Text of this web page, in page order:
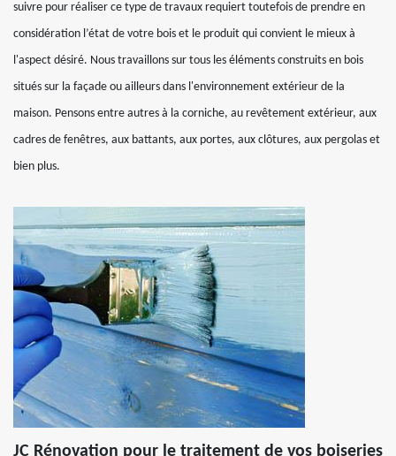
suivre pour réaliser ce type de travaux requiert toutefois de prendre en
considération l’état de votre bois et le produit qui convient le mieux à
l'aspect désiré. Nous travaillons sur tous les éléments construits en bois
situés sur la façade ou ailleurs dans l'environnement extérieur de la
maison. Pensons entre autres à la corniche, au revêtement extérieur, aux
cadres de fenêtres, aux battants, aux portes, aux clôtures, aux pergolas et
bien plus.
JC Rénovation pour le traitement de vos boiseries